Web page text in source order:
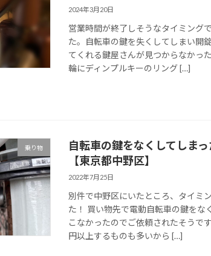
2024年3月20日
営業時間が終了しそうなタイミング
た。自転車の鍵を失くしてしまい開
てくれる鍵屋さんが見つからなかっ
輪にディンプルキーのリング […]
乗り物
自転車の鍵をなくしてしま
【東京都中野区】
2022年7月25日
別件で中野区にいたところ、タイミ
た！ 買い物先で電動自転車の鍵をな
こなかったのでご依頼されたそうで
円以上するものも多いから […]